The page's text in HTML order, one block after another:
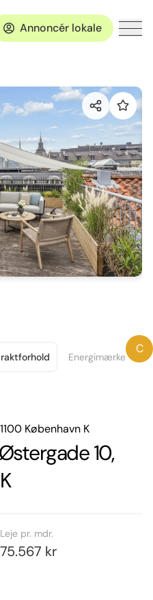
Annoncér lokale
Energimærke
C
København K
10,
Leje pr. mdr.
75.567 kr